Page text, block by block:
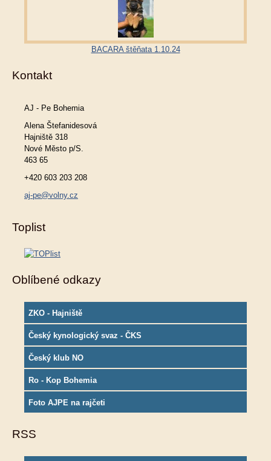
BACARA štěňata 1.10.24
Kontakt
AJ - Pe Bohemia
Alena Štefanidesová
Hajniště 318
Nové Město p/S.
463 65
+420 603 203 208
aj-pe@volny.cz
Toplist
Oblíbené odkazy
ZKO - Hajniště
Český kynologický svaz - ČKS
Český klub NO
Ro - Kop Bohemia
Foto AJPE na rajčeti
RSS